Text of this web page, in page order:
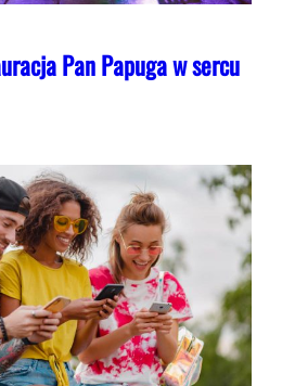
Pan Papuga w sercu